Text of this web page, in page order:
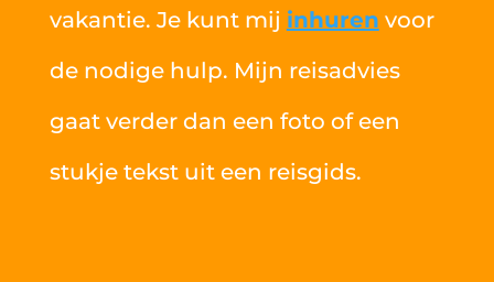
vakantie. Je kunt mij inhuren voor
de nodige hulp. Mijn reisadvies
gaat verder dan een foto of een
stukje tekst uit een reisgids.